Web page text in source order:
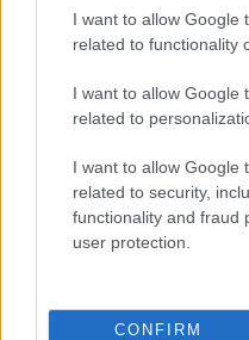
I want to allow Google
related to functionality
I want to allow Google
related to
I want to allow Google
related to security,
functionality and fraud
user protection.
CONFIRM
Adja meg keresztnevét:
Megismertem és
Nem szeretne lemaradni
legfrissebb információkkal és
postaládájába érkezik!
A SZOL24 legfrissebb